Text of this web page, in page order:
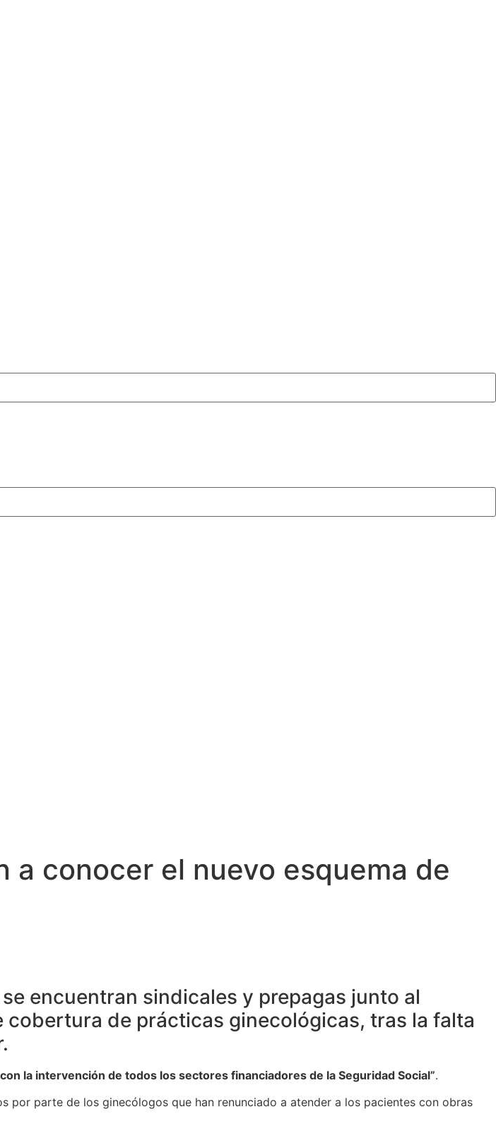
a conocer el nuevo esquema de
encuentran sindicales y prepagas junto al
cobertura de prácticas ginecológicas, tras la falta
la intervención de todos los sectores financiadores de la Seguridad Social”.
por parte de los ginecólogos que han renunciado a atender a los pacientes con obras